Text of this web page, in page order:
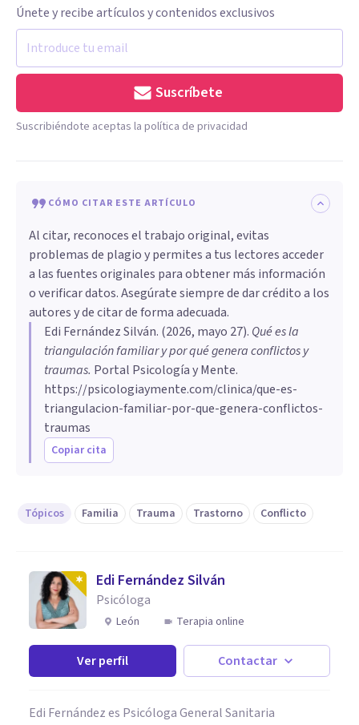
Únete y recibe artículos y contenidos exclusivos
Suscríbete
Suscribiéndote aceptas la política de privacidad
CÓMO CITAR ESTE ARTÍCULO
Al citar, reconoces el trabajo original, evitas
problemas de plagio y permites a tus lectores acceder
a las fuentes originales para obtener más información
o verificar datos. Asegúrate siempre de dar crédito a los
autores y de citar de forma adecuada.
Edi Fernández Silván. (2026, mayo 27). Qué es la
triangulación familiar y por qué genera conflictos y
traumas. Portal Psicología y Mente.
https://psicologiaymente.com/clinica/que-es-
triangulacion-familiar-por-que-genera-conflictos-
traumas
Copiar cita
Tópicos Familia Trauma Trastorno Conflicto
Edi Fernández Silván
Psicóloga
León Terapia online
Ver perfil Contactar
Edi Fernández es Psicóloga General Sanitaria